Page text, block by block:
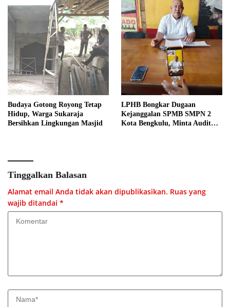
Budaya Gotong Royong Tetap
Hidup, Warga Sukaraja
Bersihkan Lingkungan Masjid
LPHB Bongkar Dugaan
Kejanggalan SPMB SMPN 2
Kota Bengkulu, Minta Audit
Tinggalkan Balasan
Alamat email Anda tidak akan dipublikasikan. Ruas yang
wajib ditandai *